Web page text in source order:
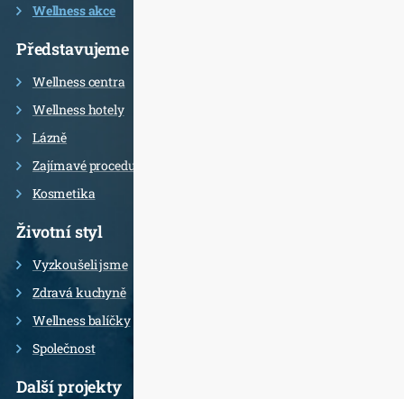
Wellness akce
Představujeme
Wellness centra
Wellness hotely
Lázně
Zajímavé procedury
Kosmetika
Životní styl
Vyzkoušeli jsme
Zdravá kuchyně
Wellness balíčky
Společnost
Další projekty